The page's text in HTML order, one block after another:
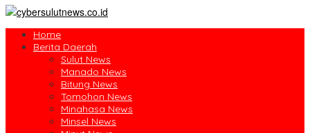
Home
Berita Daerah
Sulut News
Manado News
Bitung News
Tomohon News
Minahasa News
Minsel News